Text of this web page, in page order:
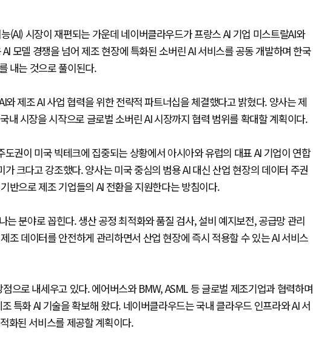
(AI) 시장이 재편되는 가운데 네이버클라우드가 프랑스 AI 기업 미스트랄AI와
모델 경쟁을 넘어 제조 현장에 특화된 소버린 AI 서비스를 공동 개발하며 한국
내는 것으로 풀이된다.
제조 AI 사업 협력을 위한 전략적 파트너십을 체결했다고 밝혔다. 양사는 제
내 시장을 시작으로 글로벌 소버린 AI 시장까지 협력 범위를 확대할 계획이다.
권이 미국 빅테크에 집중되는 상황에서 아시아와 유럽의 대표 AI 기업이 연합
크다고 강조했다. 양사는 미국 중심의 범용 AI 대신 산업 현장의 데이터 주권
반으로 제조 기업들의 AI 전환을 지원한다는 방침이다.
는 분야로 꼽힌다. 생산 공정 최적화와 품질 검사, 설비 예지보전, 공급망 관리
조 데이터를 안전하게 관리하면서 산업 현장에 즉시 적용할 수 있는 AI 서비스
으로 내세우고 있다. 에어버스와 BMW, ASML 등 글로벌 제조기업과 협력하며
특화 AI 기술을 확보해 왔다. 네이버클라우드는 국내 클라우드 인프라와 AI 서
화된 서비스를 제공할 계획이다.